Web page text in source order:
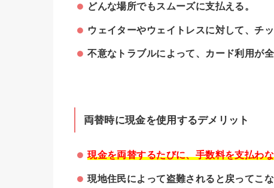
どんな場所でもスムーズに支払える。
ウェイターやウェイトレスに対して、チ
不意なトラブルによって、カード利用が
両替時に現金を使用するデメリット
現金を両替するたびに、手数料を支払わ
現地住民によって盗難されると戻ってこな